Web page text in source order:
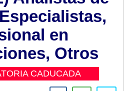
en
Otros
CADUCADA